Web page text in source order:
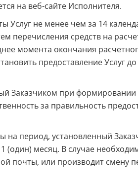
на веб-сайте Исполнителя.
Услуг не менее чем за 14
перечисления средств на
момента окончания
предоставление Услуг
Заказчиком при формировании
за правильность
на период, установленный
(один) месяц. В случае
почты, или производит смену